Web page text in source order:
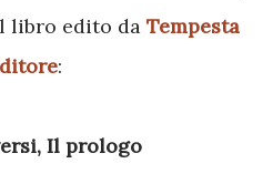
libro edito da Tempesta
:
Il prologo